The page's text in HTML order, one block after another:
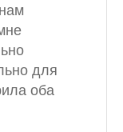
для
оба